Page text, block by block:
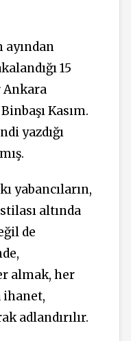
ayından
15
Ankara
Kasım.
yazdığı
yabancıların,
altında
de
almak, her
ihanet,
adlandırılır.